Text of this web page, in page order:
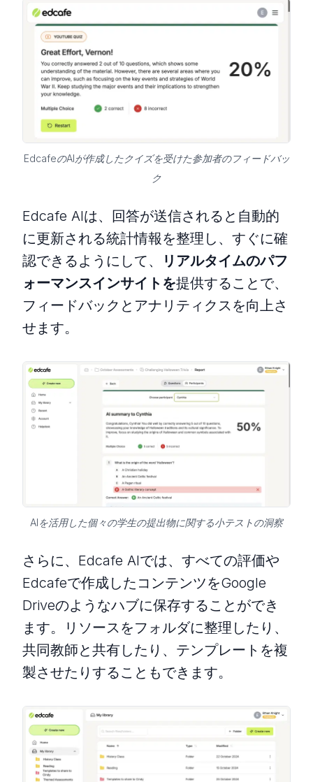
EdcafeのAIが作成したクイズを受けた参加者のフィードバッ
ク
Edcafe AIは、回答が送信されると自動的
に更新される統計情報を整理し、すぐに確
認できるようにして、
リアルタイムのパフ
ォーマンスインサイトを提供することで、
フィードバックとアナリティクスを向上さ
せます。
AIを活用した個々の学生の提出物に関する小テストの洞察
さらに、Edcafe AIでは、すべての評価や
Edcafeで作成したコンテンツをGoogle
Driveのようなハブに保存することができ
ます。リソースをフォルダに整理したり、
共同教師と共有したり、テンプレートを複
製させたりすることもできます。